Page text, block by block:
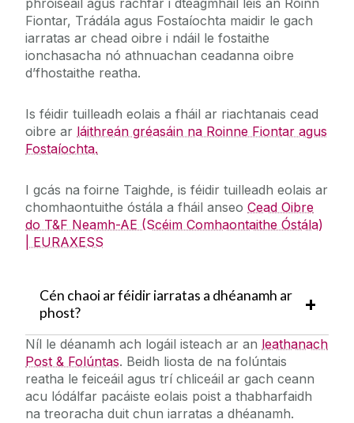
phróiseáil agus rachfar i dteagmháil leis an Roinn
Fiontar, Trádála agus Fostaíochta maidir le gach
iarratas ar chead oibre i ndáil le fostaithe
ionchasacha nó athnuachan ceadanna oibre
d’fhostaithe reatha.
Is féidir tuilleadh eolais a fháil ar riachtanais cead
oibre ar láithreán gréasáin na Roinne Fiontar agus
Fostaíochta.
I gcás na foirne Taighde, is féidir tuilleadh eolais ar
chomhaontuithe óstála a fháil anseo Cead Oibre
do T&F Neamh-AE (Scéim Comhaontaithe Óstála)
| EURAXESS
Cén chaoi ar féidir iarratas a dhéanamh ar
phost?
Níl le déanamh ach logáil isteach ar an leathanach
Post & Folúntas. Beidh liosta de na folúntais
reatha le feiceáil agus trí chliceáil ar gach ceann
acu lódálfar pacáiste eolais poist a thabharfaidh
na treoracha duit chun iarratas a dhéanamh.